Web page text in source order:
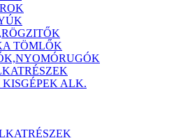
TÖMLŐK
KISGÉPEK ALK.